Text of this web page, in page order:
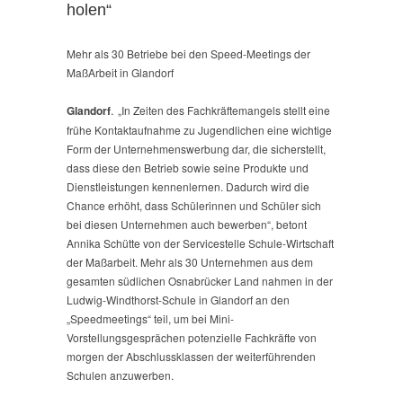
holen“
Mehr als 30 Betriebe bei den Speed-Meetings der
MaßArbeit in Glandorf
Glandorf. „In Zeiten des Fachkräftemangels stellt eine
frühe Kontaktaufnahme zu Jugendlichen eine wichtige
Form der Unternehmenswerbung dar, die sicherstellt,
dass diese den Betrieb sowie seine Produkte und
Dienstleistungen kennenlernen. Dadurch wird die
Chance erhöht, dass Schülerinnen und Schüler sich
bei diesen Unternehmen auch bewerben“, betont
Annika Schütte von der Servicestelle Schule-Wirtschaft
der Maßarbeit. Mehr als 30 Unternehmen aus dem
gesamten südlichen Osnabrücker Land nahmen in der
Ludwig-Windthorst-Schule in Glandorf an den
„Speedmeetings“ teil, um bei Mini-
Vorstellungsgesprächen potenzielle Fachkräfte von
morgen der Abschlussklassen der weiterführenden
Schulen anzuwerben.